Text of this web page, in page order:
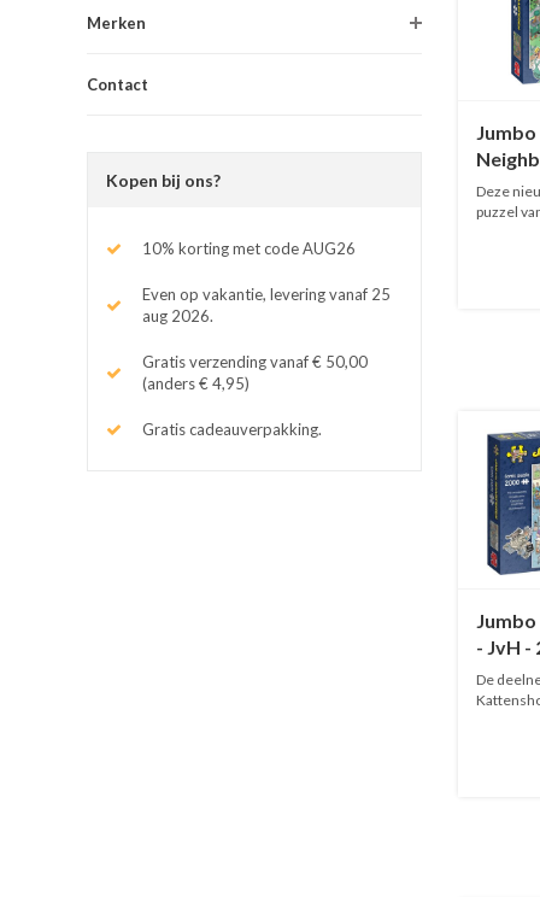
Merken
Contact
Kopen bij ons?
10% korting met code AUG26
Even op vakantie, levering vanaf 25
aug 2026.
Gratis verzending vanaf € 50,00
(anders € 4,95)
Gratis cadeauverpakking.
Jumbo
1000
Deze
puzzel
- JvH -
De